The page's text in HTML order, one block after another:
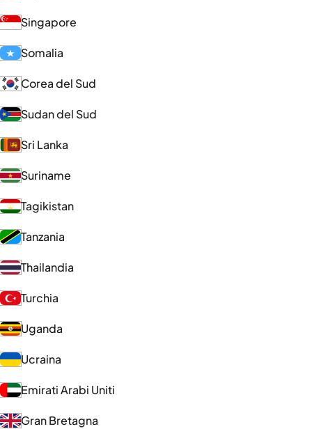
Singapore
Somalia
Corea del Sud
Sudan del Sud
Sri Lanka
Suriname
Tagikistan
Tanzania
Thailandia
Turchia
Uganda
Ucraina
Emirati Arabi Uniti
Gran Bretagna